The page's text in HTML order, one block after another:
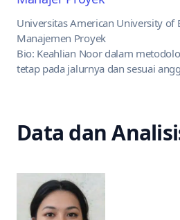
Universitas American University of
Manajemen Proyek
Bio: Keahlian Noor dalam
tetap pada jalurnya dan sesuai
Data dan